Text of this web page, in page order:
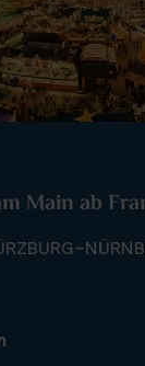
Main ab